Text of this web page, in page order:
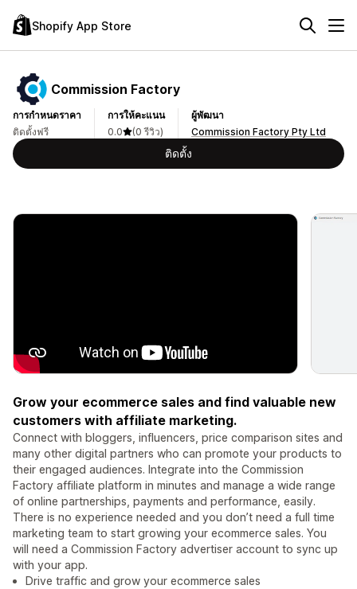
Shopify App Store
Commission Factory
การกำหนดราคา
ติดตั้งฟรี
การให้คะแนน
0.0
(0 รีวิว)
ผู้พัฒนา
Commission Factory Pty Ltd
ติดตั้ง
Grow your ecommerce sales and find valuable new
customers with affiliate marketing.
Connect with bloggers, influencers, price comparison sites and
many other digital partners who can promote your products to
their engaged audiences. Integrate into the Commission
Factory affiliate platform in minutes and manage a wide range
of online partnerships, payments and performance, easily.
There is no experience needed and you don’t need a full time
marketing team to start growing your ecommerce sales. You
will need a Commission Factory advertiser account to sync up
with your app.
Drive traffic and grow your ecommerce sales